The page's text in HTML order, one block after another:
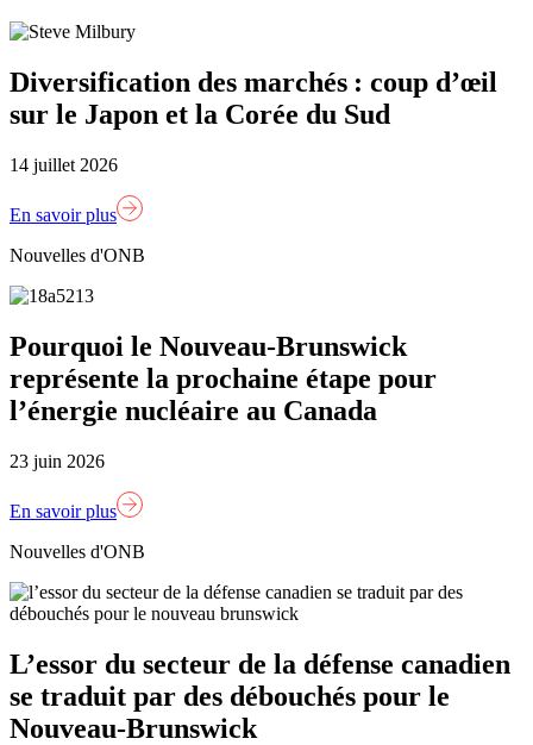
Diversification des marchés : coup d’œil
sur le Japon et la Corée du Sud
14 juillet 2026
En savoir plus
Nouvelles d'ONB
Pourquoi le Nouveau-Brunswick
représente la prochaine étape pour
l’énergie nucléaire au Canada
23 juin 2026
En savoir plus
Nouvelles d'ONB
L’essor du secteur de la défense canadien
se traduit par des débouchés pour le
Nouveau-Brunswick